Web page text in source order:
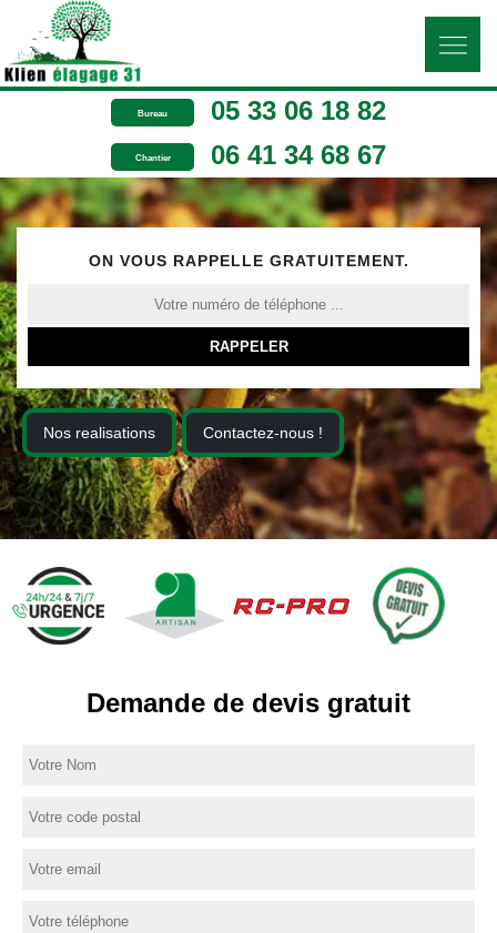
Bureau 05 33 06 18 82
Chantier 06 41 34 68 67
ON VOUS RAPPELLE GRATUITEMENT.
Nos realisations Contactez-nous !
Demande de devis gratuit